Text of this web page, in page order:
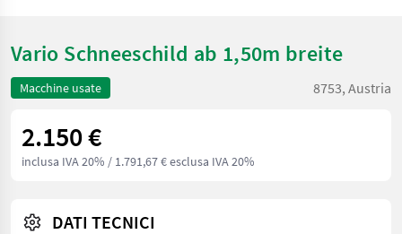
Vario Schneeschild ab 1,50m breite
Macchine usate 8753, Austria
2.150 €
inclusa IVA 20% / 1.791,67 € esclusa IVA 20%
DATI TECNICI